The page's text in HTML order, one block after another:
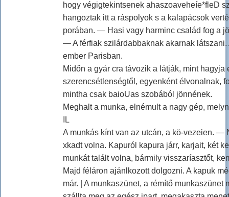
hogy végigtekintsenek ahaszoaveheíe*fleD
hangoztak itt a ráspolyok s a kalapácsok
porában. — Hasi vagy harminc család fog a
— A férfiak szilárdabbaknak akarnak
ember Parisban.
Midőn a gyár cra távozik a látják, mint
szerencsétlenségtől, egyenként élvonalnak,
mintha csak baioUas szobából jönnének.
Meghalt a munka, elnémult a nagy gép,
IL
A munkás kínt van az utcán, a kö-vezeien. —
xkadt volna. Kapuról kapura járr, karjait, két
munkát talált volna, bármily visszaríasztőt,
Majd féláron ajánlkozott dolgozni. A kapuk
már. | A munkaszünet, a rémítő